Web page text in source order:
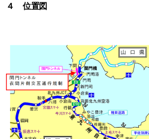
４ 位置図